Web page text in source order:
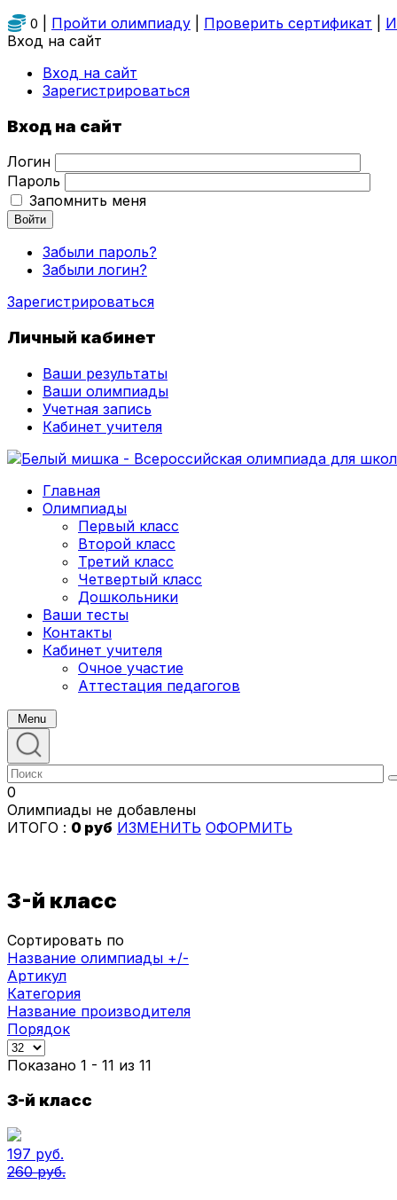
0 Пройти олимпиаду Проверить сертификат
Вход на сайт
Вход на сайт
Зарегистрироваться
Вход на сайт
Логин
Пароль
Запомнить меня
Войти
Забыли пароль?
Забыли логин?
Зарегистрироваться
Личный кабинет
Ваши результаты
Ваши олимпиады
Учетная запись
Кабинет учителя
Главная
Олимпиады
Первый класс
Второй класс
Третий класс
Четвертый класс
Дошкольники
Ваши тесты
Контакты
Кабинет учителя
Очное участие
Аттестация педагогов
Menu
0
Олимпиады не добавлены
ИТОГО : 0 руб ИЗМЕНИТЬ ОФОРМИТЬ
3-й класс
Сортировать по
Название олимпиады +/-
Артикул
Категория
Название производителя
Порядок
Показано 1 - 11 из 11
3-й класс
197 руб.
260 руб.